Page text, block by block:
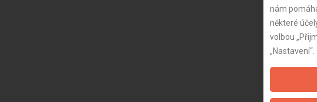
nám
některé
volbou
„Nastavení“.